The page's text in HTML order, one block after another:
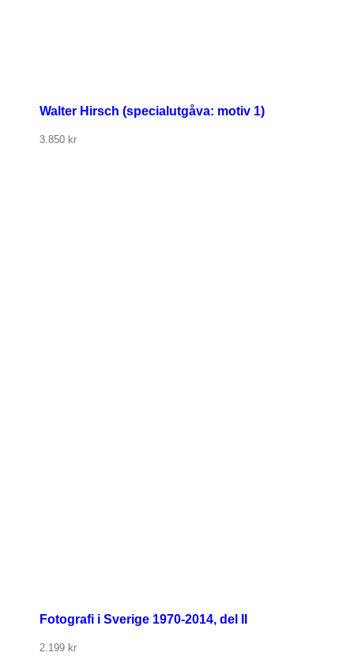
Walter Hirsch (specialutgåva: motiv 1)
3.850 kr
Fotografi i Sverige 1970-2014, del II
2.199 kr